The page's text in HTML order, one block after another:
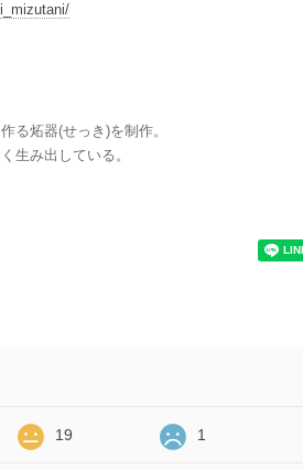
る炻器(せっき)を制作。
生み出している。
19 1